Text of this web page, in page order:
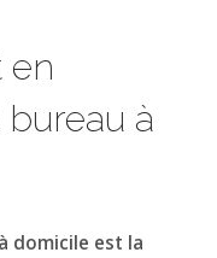
en
à
domicile est la